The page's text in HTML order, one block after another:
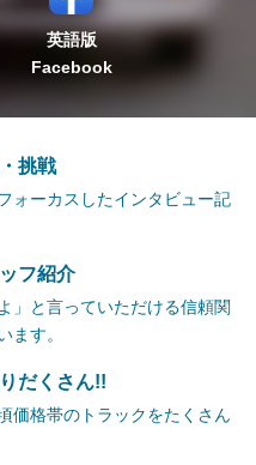
英語版
Facebook
挑戦
ォーカスしたインタビュー記
フ紹介
」と言っていただける信頼関
ます。
だくさん!!
価格帯のトラックをたくさん